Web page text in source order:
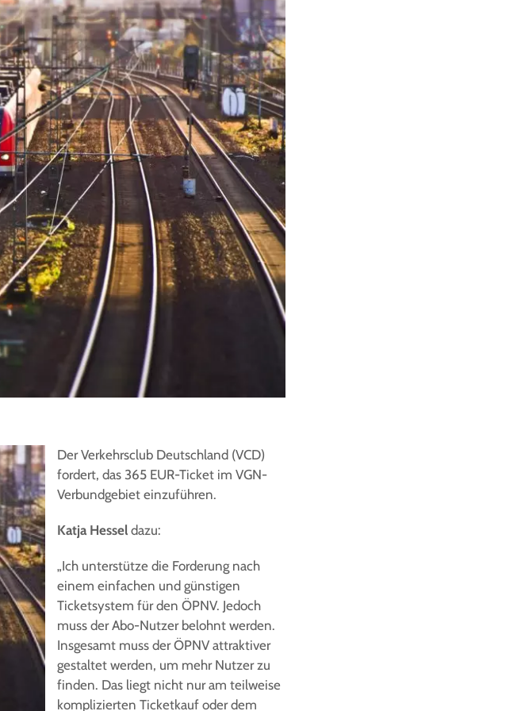
Der Verkehrsclub Deutschland (VCD)
fordert, das 365 EUR-Ticket im VGN-
Verbundgebiet einzuführen.
Katja Hessel dazu:
„Ich unterstütze die Forderung nach
einem einfachen und günstigen
Ticketsystem für den ÖPNV. Jedoch
muss der Abo-Nutzer belohnt werden.
Insgesamt muss der ÖPNV attraktiver
gestaltet werden, um mehr Nutzer zu
finden. Das liegt nicht nur am teilweise
komplizierten Ticketkauf oder dem